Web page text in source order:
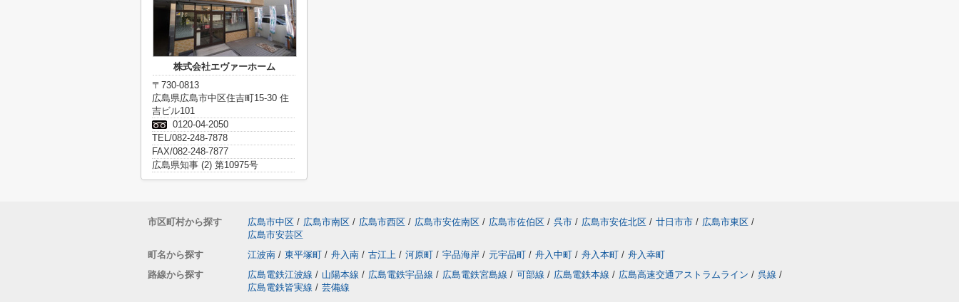
株式会社エヴァーホーム
〒730-0813
広島県広島市中区住吉町15-30 住
吉ビル101
0120-04-2050
TEL/082-248-7878
FAX/082-248-7877
広島県知事 (2) 第10975号
市区町村から探す 広島市中区 / 広島市南区 / 広島市西区 / 広島市安佐南区 / 広島市佐伯区 / 呉市 / 広島市安佐北区 / 廿日市市 / 広島市東区 /
広島市安芸区
町名から探す
江波南 / 東平塚町 / 舟入南 / 古江上 / 河原町 / 宇品海岸 / 元宇品町 / 舟入中町 / 舟入本町 / 舟入幸町
路線から探す
広島電鉄江波線 / 山陽本線 / 広島電鉄宇品線 / 広島電鉄宮島線 / 可部線 / 広島電鉄本線 / 広島高速交通アストラムライン / 呉線 /
広島電鉄皆実線 / 芸備線